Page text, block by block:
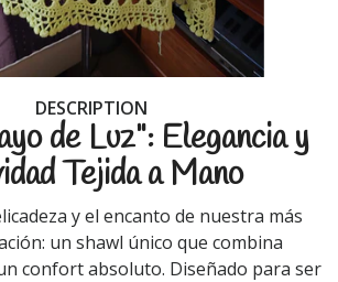
DESCRIPTION
de Luz": Elegancia y
Tejida a Mano
y el encanto de nuestra más
un shawl único que combina
confort absoluto. Diseñado para ser